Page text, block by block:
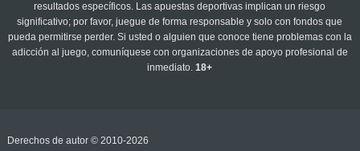
resultados específicos. Las apuestas deportivas implican un riesgo
significativo; por favor, juegue de forma responsable y solo con fondos que
pueda permitirse perder. Si usted o alguien que conoce tiene problemas con la
adicción al juego, comuníquese con organizaciones de apoyo profesional de
inmediato.18+
Derechos de autor © 2010-2026